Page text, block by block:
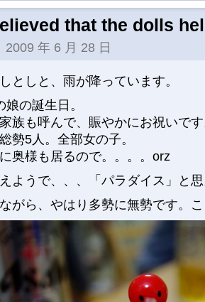
that the dolls
2009 年 6 月 28 日
としと、雨が降っています。
娘の誕生日。
族も呼んで、賑やかにお祝いで
勢5人。全部女の子。
奥様も居るので。。。。orz
ようで、、、「パラダイス」と
がら、やはり多勢に無勢です。